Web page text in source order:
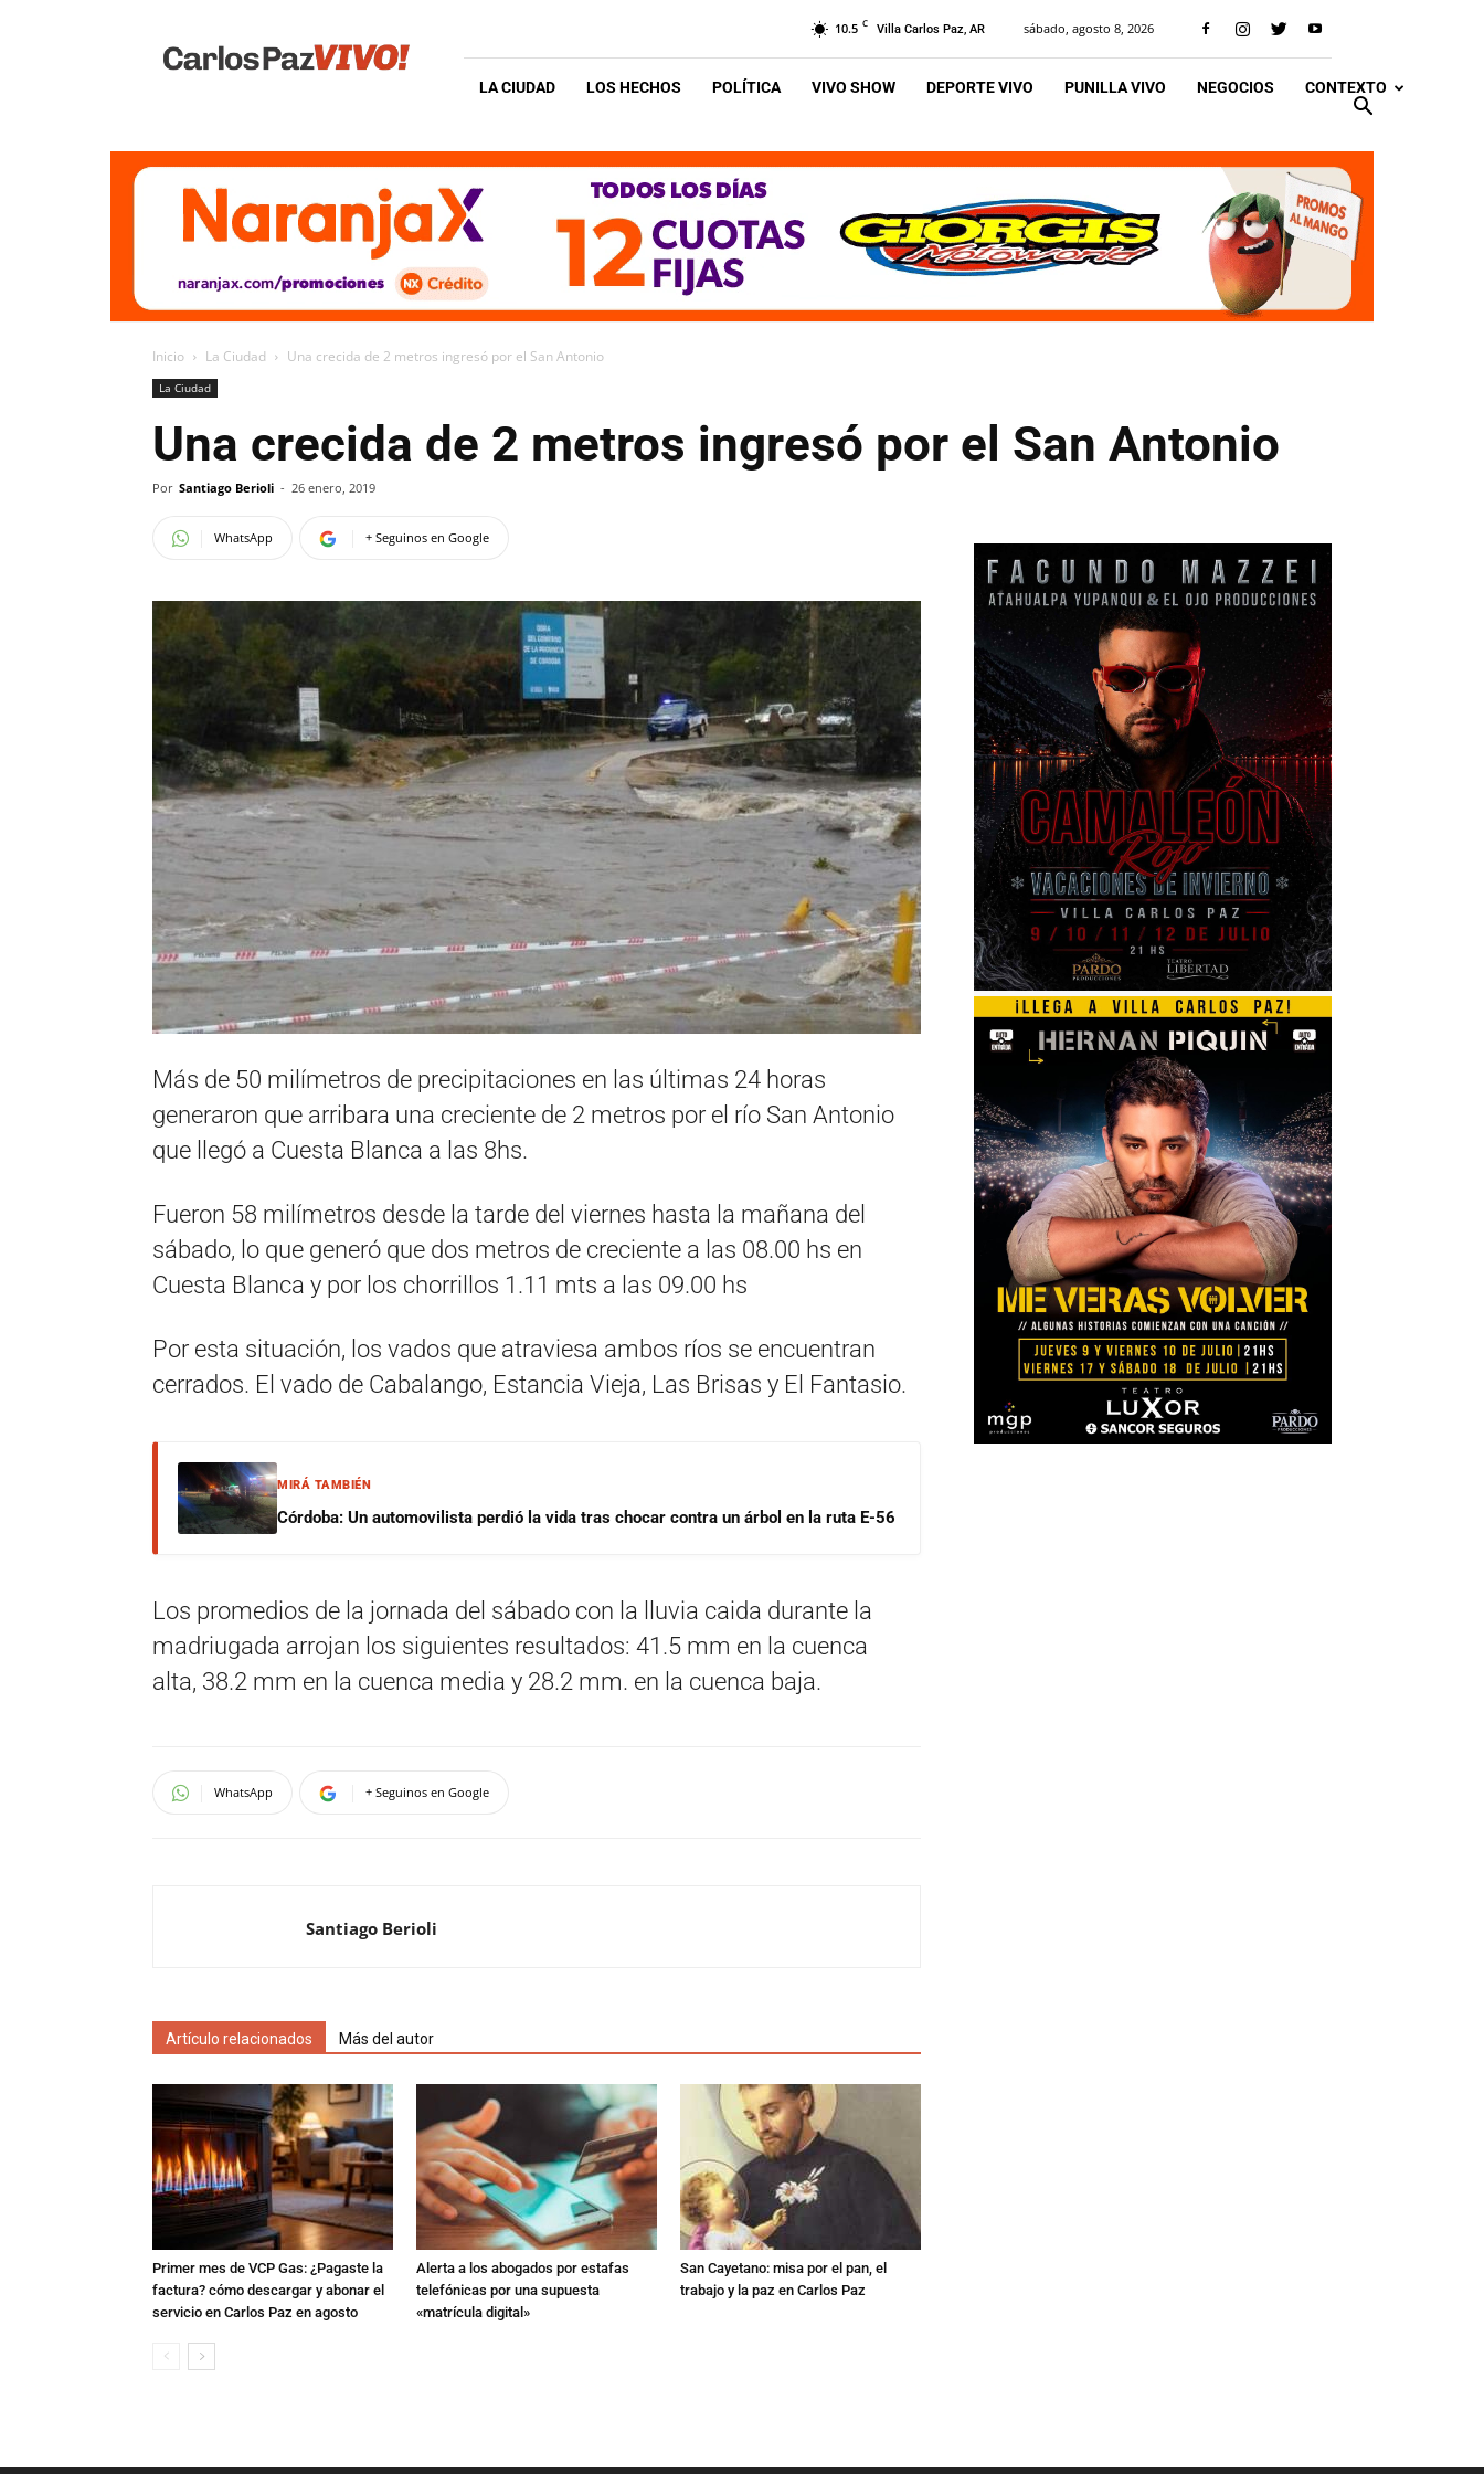
Vivo
10.5 C Villa Carlos Paz, AR sábado, agosto 8, 2026
LA CIUDAD LOS HECHOS POLÍTICA VIVO SHOW DEPORTE VIVO PUNILLA VIVO NEGOCIOS CONTEXTO
Inicio La Ciudad Una crecida de 2 metros ingresó por el San Antonio
La Ciudad
Una crecida de 2 metros ingresó por el San Antonio
Por Santiago Berioli - 26 enero, 2019
WhatsApp + Seguinos en Google
Más de 50 milímetros de precipitaciones en las últimas 24 horas
generaron que arribara una creciente de 2 metros por el río San Antonio
que llegó a Cuesta Blanca a las 8hs.
Fueron 58 milímetros desde la tarde del viernes hasta la mañana del
sábado, lo que generó que dos metros de creciente a las 08.00 hs en
Cuesta Blanca y por los chorrillos 1.11 mts a las 09.00 hs
Por esta situación, los vados que atraviesa ambos ríos se encuentran
cerrados. El vado de Cabalango, Estancia Vieja, Las Brisas y El Fantasio.
MIRÁ TAMBIÉN
Córdoba: Un automovilista perdió la vida tras chocar contra un árbol en la ruta E-56
Los promedios de la jornada del sábado con la lluvia caida durante la
madriugada arrojan los siguientes resultados: 41.5 mm en la cuenca
alta, 38.2 mm en la cuenca media y 28.2 mm. en la cuenca baja.
WhatsApp + Seguinos en Google
Santiago Berioli
Artículo relacionados Más del autor
Primer mes de VCP Gas: ¿Pagaste la
factura? cómo descargar y abonar el
servicio en Carlos Paz en agosto
Alerta a los abogados por estafas
telefónicas por una supuesta
«matrícula digital»
San Cayetano: misa por el pan, el
trabajo y la paz en Carlos Paz